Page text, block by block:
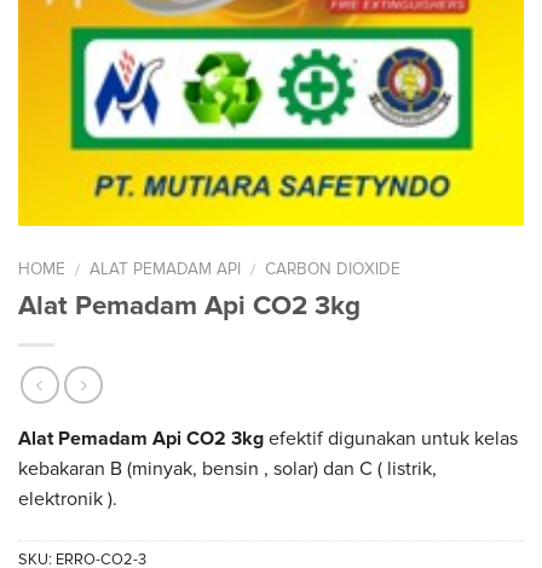
HOME / ALAT PEMADAM API / CARBON DIOXIDE
Alat Pemadam Api CO2 3kg
Alat Pemadam Api CO2 3kg efektif digunakan untuk kelas
kebakaran B (minyak, bensin , solar) dan C ( listrik,
elektronik ).
SKU: ERRO-CO2-3